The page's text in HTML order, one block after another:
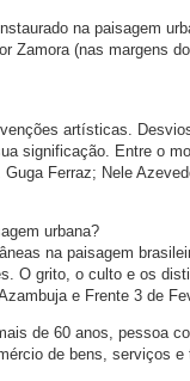
na paisagem
Zamora (nas margens
artísticas.
significação. Entre o
Ferraz; Nele
urbana?
na paisagem
O grito, o culto e os
e Frente 3 de
de 60 anos, pessoa
de bens, serviços